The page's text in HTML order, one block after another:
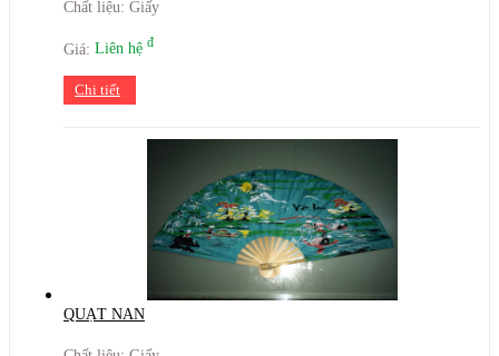
Chất liệu: Giấy
Giá: Liên hệ đ
Chi tiết
QUẠT NAN